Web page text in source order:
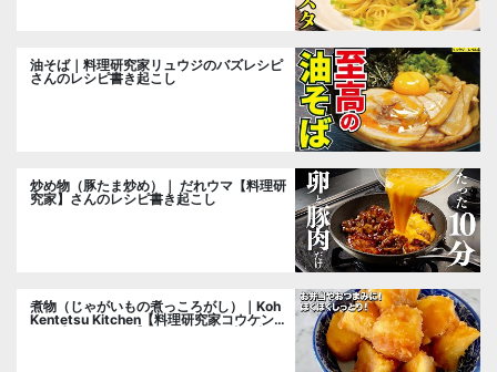
油そば｜料理研究家リュウジのバズレシピ
さんのレシピ書き起こし
炒め物（豚たま炒め）｜ だれウマ【料理研
究家】さんのレシピ書き起こし
煮物（じゃがいもの煮っころがし）｜Koh
Kentetsu Kitchen【料理研究家コウケンテ